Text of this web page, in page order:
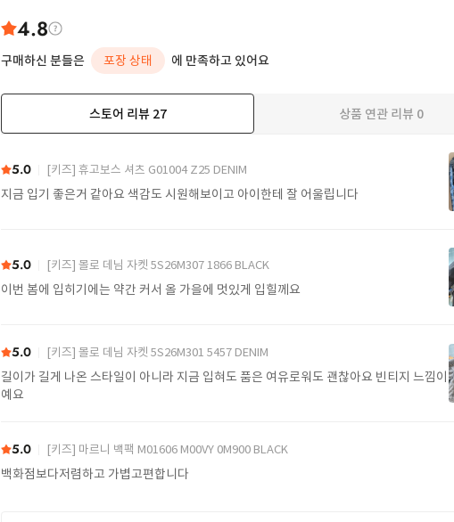
4.8
구매하신 분들은 포장 상태 에 만족하고 있어요
스토어 리뷰 27 상품 연관 리뷰 0
5.0 [키즈] 휴고보스 셔츠 G01004 Z25 DENIM
지금 입기 좋은거 같아요 색감도 시원해보이고 아이한테 잘 어울립니다
5.0 [키즈] 몰로 데님 자켓 5S26M307 1866 BLACK
이번 봄에 입히기에는 약간 커서 올 가을에 멋있게 입힐께요
5.0 [키즈] 몰로 데님 자켓 5S26M301 5457 DENIM
길이가 길게 나온 스타일이 아니라 지금 입혀도 품은 여유로워도 괜찮아요 빈티지 느낌이
예요
5.0 [키즈] 마르니 백팩 M01606 M00VY 0M900 BLACK
백화점보다저렴하고 가볍고편합니다